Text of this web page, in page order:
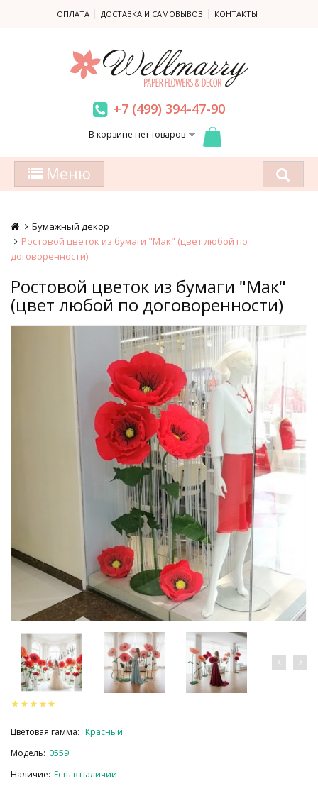
ОПЛАТА ДОСТАВКА И САМОВЫВОЗ КОНТАКТЫ
+7 (499) 394-47-90
В корзине нет товаров
Меню
Бумажный декор
Ростовой цветок из бумаги "Мак" (цвет любой по
договоренности)
Ростовой цветок из бумаги "Мак"
(цвет любой по договоренности)
Цветовая гамма: Красный
Модель: 0559
Наличие: Есть в наличии